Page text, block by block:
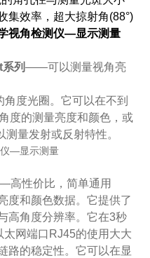
集效率，超大掠射角(88°)
视角检测仪—显示测量
系列——可以测量视角亮
角度光圈。它可以在不到
度的测量亮度和颜色，或
量发射或反射特性。
性价比，简单通用
度和颜色数据。它提供了
高角度分辨率。它在3秒
太网端口RJ45的使用大大
路的稳定性。它可以在显